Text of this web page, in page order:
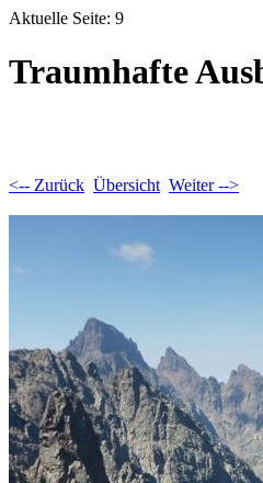
Aktuelle Seite: 9
Traumhafte
<-- Zurück Übersicht Weiter -->